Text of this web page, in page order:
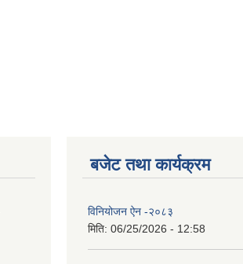
बजेट तथा कार्यक्रम
विनियोजन ऐन -२०८३
मिति: 06/25/2026 - 12:58